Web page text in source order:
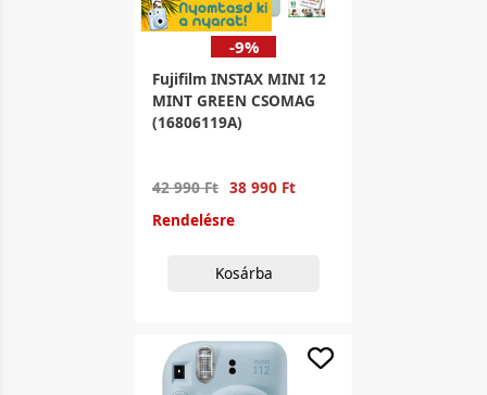
-9%
Fujifilm INSTAX MINI 12
MINT GREEN CSOMAG
(16806119A)
42 990 Ft 38 990 Ft
Rendelésre
Kosárba